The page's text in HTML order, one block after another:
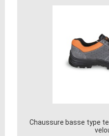
Chaussure basse type